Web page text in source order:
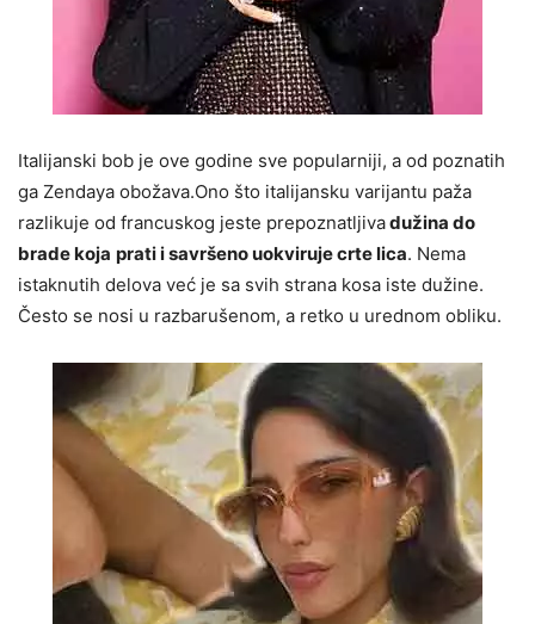
Italijanski bob je ove godine sve popularniji, a od poznatih
ga Zendaya obožava.Ono što italijansku varijantu paža
razlikuje od francuskog jeste prepoznatljivadužina do
brade koja prati i savršeno uokviruje crte lica. Nema
istaknutih delova već je sa svih strana kosa iste dužine.
Često se nosi u razbarušenom, a retko u urednom obliku.